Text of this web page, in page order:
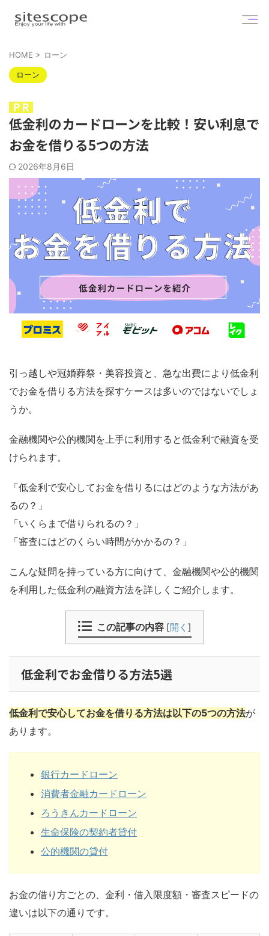
HOME > ローン
ローン
低金利のカードローンを比較！安い利息で
お金を借りる5つの方法
2026年8月6日
引っ越しや冠婚葬祭・美容投資と、急な出費により低金利
でお金を借りる方法を探すケースは多いのではないでしょ
うか。
金融機関や公的機関を上手に利用すると低金利で融資を受
けられます。
「低金利で安心してお金を借りるにはどのような方法があ
るの？」
「いくらまで借りられるの？」
「審査にはどのくらい時間がかかるの？」
こんな疑問を持っている方に向けて、金融機関や公的機関
を利用した低金利の融資方法を詳しくご紹介します。
この記事の内容 [開く ]
低金利でお金借りる方法5選
低金利で安心してお金を借りる方法は以下の5つの方法が
あります。
銀行カードローン
消費者金融カードローン
ろうきんカードローン
生命保険の契約者貸付
公的機関の貸付
お金の借り方ごとの、金利・借入限度額・審査スピードの
違いは以下の通りです。